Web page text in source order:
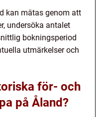
kan mätas genom att
undersöka antalet
bokningsperiod
utmärkelser och
för- och
på Åland?